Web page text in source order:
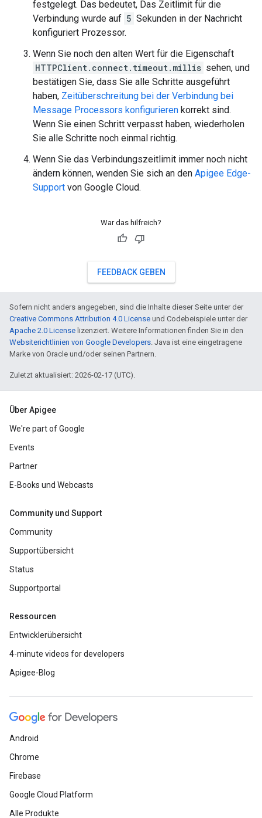
festgelegt. Das bedeutet, Das Zeitlimit für die
Verbindung wurde auf 5 Sekunden in der Nachricht
konfiguriert Prozessor.
Wenn Sie noch den alten Wert für die Eigenschaft
HTTPClient.connect.timeout.millis sehen, und
bestätigen Sie, dass Sie alle Schritte ausgeführt
haben, Zeitüberschreitung bei der Verbindung bei
Message Processors konfigurieren korrekt sind.
Wenn Sie einen Schritt verpasst haben, wiederholen
Sie alle Schritte noch einmal richtig.
Wenn Sie das Verbindungszeitlimit immer noch nicht
ändern können, wenden Sie sich an den Apigee Edge-
Support von Google Cloud.
War das hilfreich?
FEEDBACK GEBEN
Sofern nicht anders angegeben, sind die Inhalte dieser Seite unter der
Creative Commons Attribution 4.0 License und Codebeispiele unter der
Apache 2.0 License lizenziert. Weitere Informationen finden Sie in den
Websiterichtlinien von Google Developers. Java ist eine eingetragene
Marke von Oracle und/oder seinen Partnern.
Zuletzt aktualisiert: 2026-02-17 (UTC).
Über Apigee
We're part of Google
Events
Partner
E-Books und Webcasts
Community und Support
Community
Supportübersicht
Status
Supportportal
Ressourcen
Entwicklerübersicht
4-minute videos for developers
Apigee-Blog
Android
Chrome
Firebase
Google Cloud Platform
Alle Produkte